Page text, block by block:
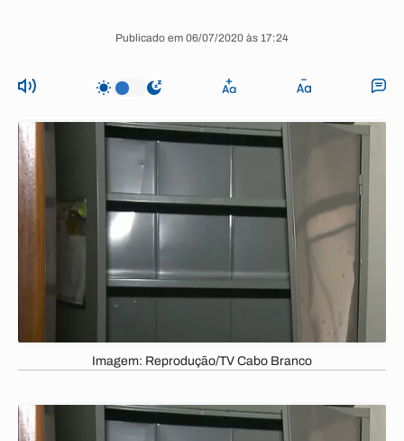
Publicado em 06/07/2020 às 17:24
Imagem: Reprodução/TV Cabo Branco